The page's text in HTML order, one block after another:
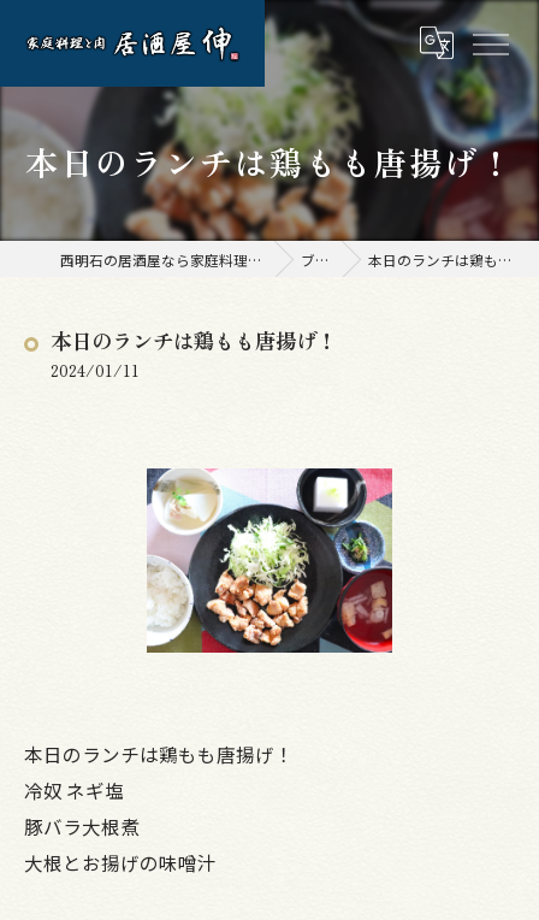
本日のランチは鶏もも唐揚げ！
西明石の居酒屋なら家庭料理と肉 居酒屋 伸 ブログ 本日のランチは鶏もも唐揚げ！
本日のランチは鶏もも唐揚げ！
2024/01/11
本日のランチは鶏もも唐揚げ！
冷奴 ネギ塩
豚バラ大根煮
大根とお揚げの味噌汁